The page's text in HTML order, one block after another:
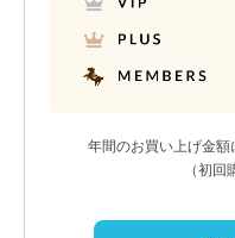
年間のお買い上げ金額
（初回